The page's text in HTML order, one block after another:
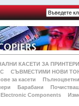
КАСЕТИ ЗА
СЪВМЕСТИМИ НОВИ
за касети
Барабани
Electronic Components